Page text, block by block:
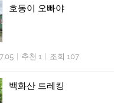
호동이 오빠야
| 추천 1 | 조회 107
백화산 트레킹